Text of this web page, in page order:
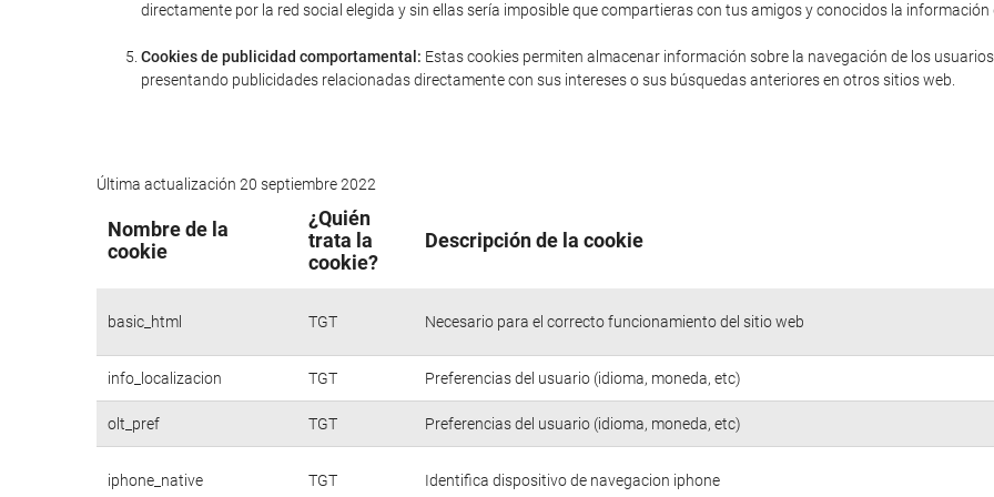
directamente por la red social elegida y sin ellas sería imposible que compartieras con tus amigos y conocidos la
Cookies de publicidad comportamental: Estas cookies permiten almacenar información sobre la navegación de los
presentando publicidades relacionadas directamente con sus intereses o sus búsquedas anteriores en otros sitios web.
Última actualización 20 septiembre 2022
Nombre de la
cookie
¿Quién
trata la
cookie?
Descripción de la cookie
basic_html TGT Necesario para el correcto funcionamiento del sitio web
info_localizacion TGT Preferencias del usuario (idioma, moneda, etc)
olt_pref TGT Preferencias del usuario (idioma, moneda, etc)
iphone_native TGT Identifica dispositivo de navegacion iphone